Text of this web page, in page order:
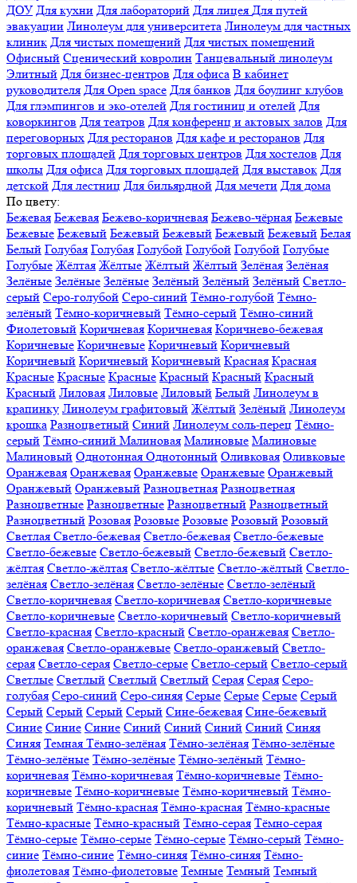
ДОУ Для кухни Для лабораторий Для лицея Для путей
эвакуации Линолеум для университета Линолеум для частных
клиник Для чистых помещений Для чистых помещений
Офисный Сценический ковролин Танцевальный линолеум
Элитный Для бизнес-центров Для офиса В кабинет
руководителя Для Open space Для банков Для боулинг клубов
Для глэмпингов и эко-отелей Для гостиниц и отелей Для
коворкингов Для театров Для конференц и актовых залов Для
переговорных Для ресторанов Для кафе и ресторанов Для
торговых площадей Для торговых центров Для хостелов Для
школы Для офиса Для торговых площадей Для выставок Для
детской Для лестниц Для бильярдной Для мечети Для дома
По цвету:
Бежевая Бежевая Бежево-коричневая Бежево-чёрная Бежевые
Бежевые Бежевый Бежевый Бежевый Бежевый Бежевый Белая
Белый Голубая Голубая Голубой Голубой Голубой Голубые
Голубые Жёлтая Жёлтые Жёлтый Жёлтый Зелёная Зелёная
Зелёные Зелёные Зелёные Зелёный Зелёный Зелёный Светло-
серый Серо-голубой Серо-синий Тёмно-голубой Тёмно-
зелёный Тёмно-коричневый Тёмно-серый Тёмно-синий
Фиолетовый Коричневая Коричневая Коричнево-бежевая
Коричневые Коричневые Коричневый Коричневый
Коричневый Коричневый Коричневый Красная Красная
Красные Красные Красные Красный Красный Красный
Красный Лиловая Лиловые Лиловый Белый Линолеум в
крапинку Линолеум графитовый Жёлтый Зелёный Линолеум
крошка Разноцветный Синий Линолеум соль-перец Тёмно-
серый Тёмно-синий Малиновая Малиновые Малиновые
Малиновый Однотонная Однотонный Оливковая Оливковые
Оранжевая Оранжевая Оранжевые Оранжевые Оранжевый
Оранжевый Оранжевый Разноцветная Разноцветная
Разноцветные Разноцветные Разноцветный Разноцветный
Разноцветный Розовая Розовые Розовые Розовый Розовый
Светлая Светло-бежевая Светло-бежевая Светло-бежевые
Светло-бежевые Светло-бежевый Светло-бежевый Светло-
жёлтая Светло-жёлтая Светло-жёлтые Светло-жёлтый Светло-
зелёная Светло-зелёная Светло-зелёные Светло-зелёный
Светло-коричневая Светло-коричневая Светло-коричневые
Светло-коричневые Светло-коричневый Светло-коричневый
Светло-красная Светло-красный Светло-оранжевая Светло-
оранжевая Светло-оранжевые Светло-оранжевый Светло-
серая Светло-серая Светло-серые Светло-серый Светло-серый
Светлые Светлый Светлый Светлый Серая Серая Серо-
голубая Серо-синий Серо-синяя Серые Серые Серые Серый
Серый Серый Серый Серый Сине-бежевая Сине-бежевый
Синие Синие Синие Синий Синий Синий Синий Синяя
Синяя Темная Тёмно-зелёная Тёмно-зелёная Тёмно-зелёные
Тёмно-зелёные Тёмно-зелёные Тёмно-зелёный Тёмно-
коричневая Тёмно-коричневая Тёмно-коричневые Тёмно-
коричневые Тёмно-коричневые Тёмно-коричневый Тёмно-
коричневый Тёмно-красная Тёмно-красная Тёмно-красные
Тёмно-красные Тёмно-красный Тёмно-серая Тёмно-серая
Тёмно-серые Тёмно-серые Тёмно-серые Тёмно-серый Тёмно-
синие Тёмно-синие Тёмно-синяя Тёмно-синяя Тёмно-
фиолетовая Тёмно-фиолетовые Темные Темный Темный